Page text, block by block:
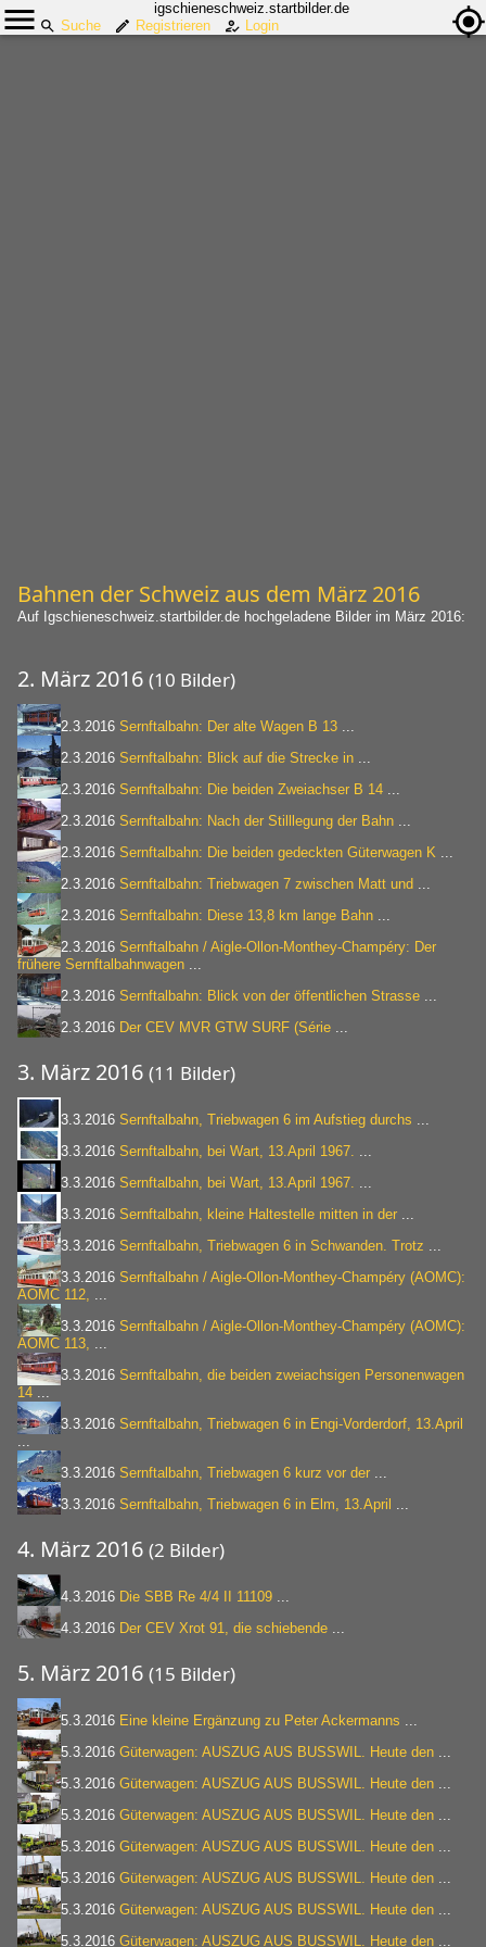
igschieneschweiz.startbilder.de
Suche
Registrieren Login
Bahnen der Schweiz aus dem März 2016
Auf Igschieneschweiz.startbilder.de hochgeladene Bilder im März 2016:
2. März 2016 (10 Bilder)
2.3.2016 Sernftalbahn: Der alte Wagen B 13 ...
2.3.2016 Sernftalbahn: Blick auf die Strecke in ...
2.3.2016 Sernftalbahn: Die beiden Zweiachser B 14 ...
2.3.2016 Sernftalbahn: Nach der Stilllegung der Bahn ...
2.3.2016 Sernftalbahn: Die beiden gedeckten Güterwagen K ...
2.3.2016 Sernftalbahn: Triebwagen 7 zwischen Matt und ...
2.3.2016 Sernftalbahn: Diese 13,8 km lange Bahn ...
2.3.2016 Sernftalbahn / Aigle-Ollon-Monthey-Champéry: Der
frühere Sernftalbahnwagen ...
2.3.2016 Sernftalbahn: Blick von der öffentlichen Strasse ...
2.3.2016 Der CEV MVR GTW SURF (Série ...
3. März 2016 (11 Bilder)
3.3.2016 Sernftalbahn, Triebwagen 6 im Aufstieg durchs ...
3.3.2016 Sernftalbahn, bei Wart, 13.April 1967. ...
3.3.2016 Sernftalbahn, bei Wart, 13.April 1967. ...
3.3.2016 Sernftalbahn, kleine Haltestelle mitten in der ...
3.3.2016 Sernftalbahn, Triebwagen 6 in Schwanden. Trotz ...
3.3.2016 Sernftalbahn / Aigle-Ollon-Monthey-Champéry (AOMC):
AOMC 112, ...
3.3.2016 Sernftalbahn / Aigle-Ollon-Monthey-Champéry (AOMC):
AOMC 113, ...
3.3.2016 Sernftalbahn, die beiden zweiachsigen Personenwagen
14 ...
3.3.2016 Sernftalbahn, Triebwagen 6 in Engi-Vorderdorf, 13.April
...
3.3.2016 Sernftalbahn, Triebwagen 6 kurz vor der ...
3.3.2016 Sernftalbahn, Triebwagen 6 in Elm, 13.April ...
4. März 2016 (2 Bilder)
4.3.2016 Die SBB Re 4/4 II 11109 ...
4.3.2016 Der CEV Xrot 91, die schiebende ...
5. März 2016 (15 Bilder)
5.3.2016 Eine kleine Ergänzung zu Peter Ackermanns ...
5.3.2016 Güterwagen: AUSZUG AUS BUSSWIL. Heute den ...
5.3.2016 Güterwagen: AUSZUG AUS BUSSWIL. Heute den ...
5.3.2016 Güterwagen: AUSZUG AUS BUSSWIL. Heute den ...
5.3.2016 Güterwagen: AUSZUG AUS BUSSWIL. Heute den ...
5.3.2016 Güterwagen: AUSZUG AUS BUSSWIL. Heute den ...
5.3.2016 Güterwagen: AUSZUG AUS BUSSWIL. Heute den ...
5.3.2016 Güterwagen: AUSZUG AUS BUSSWIL. Heute den ...